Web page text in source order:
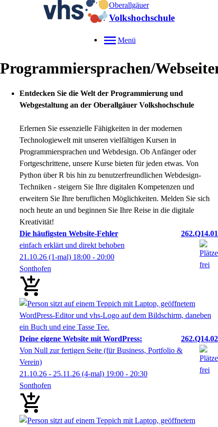
Oberallgäuer
Volkshochschule
Menü
Programmiersprachen/
Entdecken Sie die Welt der Programmierung und
Webgestaltung an der Oberallgäuer Volkshochschule
Erlernen Sie essenzielle Fähigkeiten in der modernen
Technologiewelt mit unseren vielfältigen Kursen in
Programmiersprachen und Webdesign. Ob Anfänger oder
Fortgeschrittene, unsere Kurse bieten für jeden etwas. Von
Python über R bis hin zu benutzerfreundlichen Webdesign-
Techniken - steigern Sie Ihre digitalen Kompetenzen und
erweitern Sie Ihre beruflichen Möglichkeiten. Melden Sie sich
noch heute an und beginnen Sie Ihre Reise in die digitale
Kreativität!
Die häufigsten Website-Fehler
262.Q14.01
einfach erklärt und direkt behoben
21.10.26 (1-mal) 18:00 - 20:00
Sonthofen
Deine eigene Website mit WordPress:
262.Q14.02
Von Null zur fertigen Seite (für Business, Portfolio &
Verein)
21.10.26 - 25.11.26 (4-mal) 19:00 - 20:30
Sonthofen